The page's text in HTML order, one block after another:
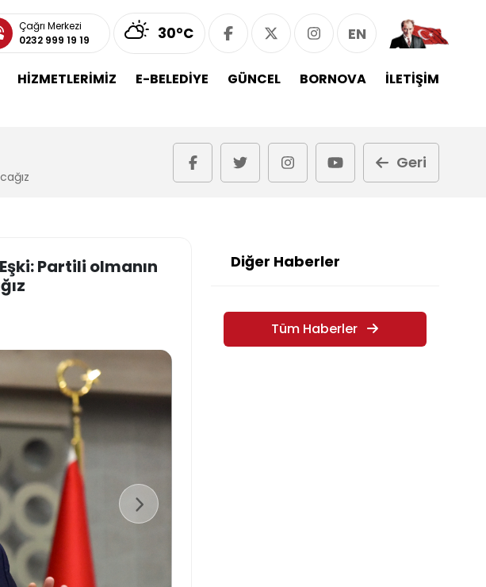
Çağrı Merkezi
0232 999 19 19
30°C EN
HİZMETLERİMİZ E-BELEDİYE GÜNCEL BORNOVA İLETİŞİM
Geri
Partili olmanın
Diğer Haberler
Tüm Haberler